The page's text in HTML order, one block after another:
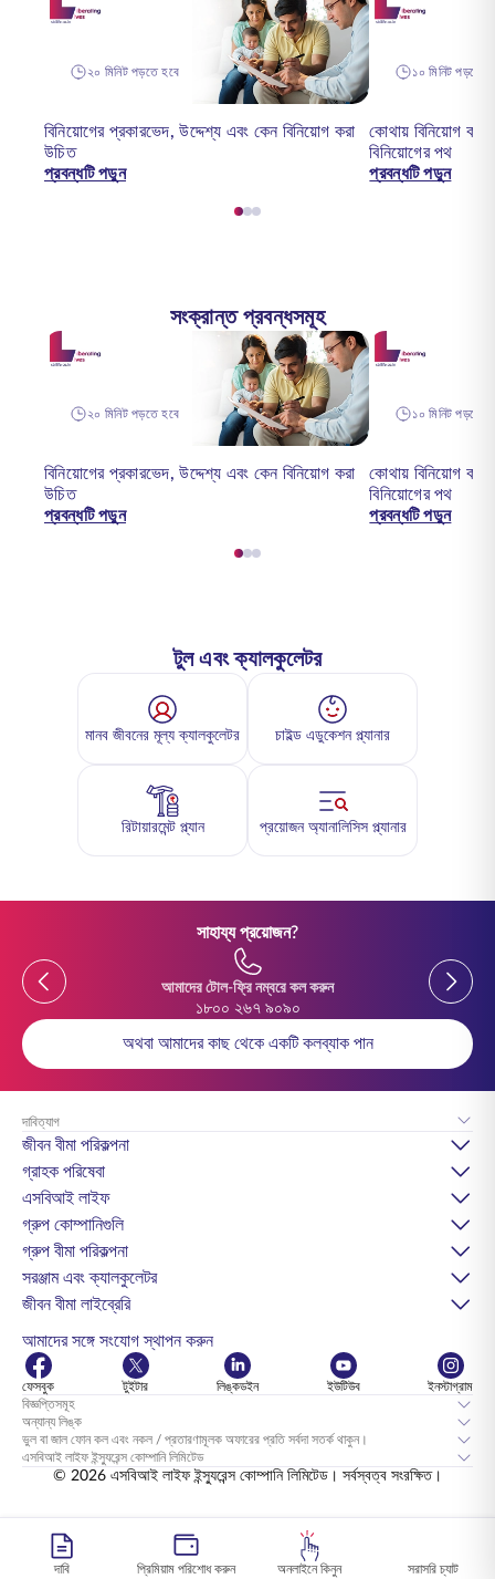
২০ মিনিট পড়তে হবে
বিনিয়োগের প্রকারভেদ, উদ্দেশ্য এবং কেন বিনিয়োগ করা
উচিত
প্রবন্ধটি পড়ুন
১০ মিনিট পড়তে
কোথায় বিনিয়োগ
বিনিয়োগের পথ
প্রবন্ধটি পড়ুন
সংক্রান্ত প্রবন্ধসমূহ
২০ মিনিট পড়তে হবে
বিনিয়োগের প্রকারভেদ, উদ্দেশ্য এবং কেন বিনিয়োগ করা
উচিত
প্রবন্ধটি পড়ুন
১০ মিনিট পড়তে
কোথায় বিনিয়োগ
বিনিয়োগের পথ
প্রবন্ধটি পড়ুন
টুল এবং ক্যালকুলেটর
মানব জীবনের মূল্য ক্যালকুলেটর চাইল্ড এডুকেশন প্ল্যানার
রিটায়ারমেন্ট প্ল্যান প্রয়োজন অ্যানালিসিস প্ল্যানার
সাহায্য প্রয়োজন?
Previous
আমাদের টোল-ফ্রি নম্বরে কল করুন
১৮০০ ২৬৭ ৯০৯০
Previous
অথবা আমাদের কাছ থেকে একটি কলব্যাক পান
দাবিত্যাগ
জীবন বীমা পরিকল্পনা
গ্রাহক পরিষেবা
এসবিআই লাইফ
গ্রুপ কোম্পানিগুলি
গ্রুপ বীমা পরিকল্পনা
সরঞ্জাম এবং ক্যালকুলেটর
জীবন বীমা লাইব্রেরি
আমাদের সঙ্গে সংযোগ স্থাপন করুন
ফেসবুক টুইটার লিঙ্কডইন ইউটিউব
ইনস্টাগ্রাম
বিজ্ঞপ্তিসমূহ
অন্যান্য লিঙ্ক
ভুল বা জাল ফোন কল এবং নকল / প্রতারণামূলক অফারের প্রতি সর্বদা সতর্ক থাকুন।
এসবিআই লাইফ ইন্স্যুরেন্স কোম্পানি লিমিটেড
© 2026 এসবিআই লাইফ ইন্স্যুরেন্স কোম্পানি লিমিটেড। সর্বস্বত্ব সংরক্ষিত।
দাবি প্রিমিয়াম পরিশোধ করুন অনলাইনে কিনুন সরাসরি চ্যাট